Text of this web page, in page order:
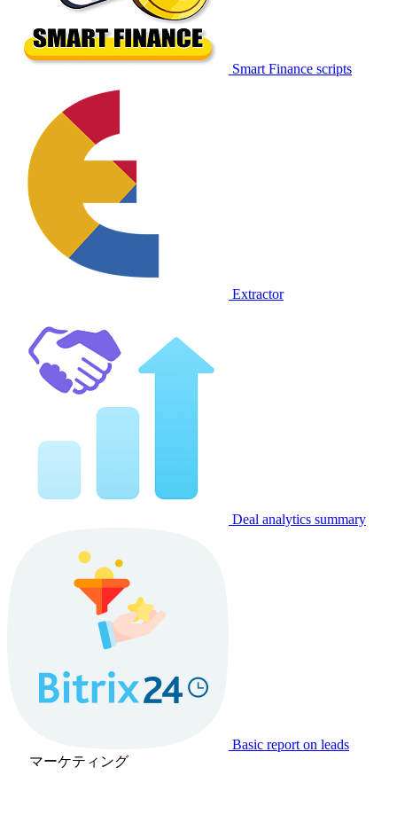
Smart Finance scripts
Extractor
Deal analytics summary
Basic report on leads
マーケティング